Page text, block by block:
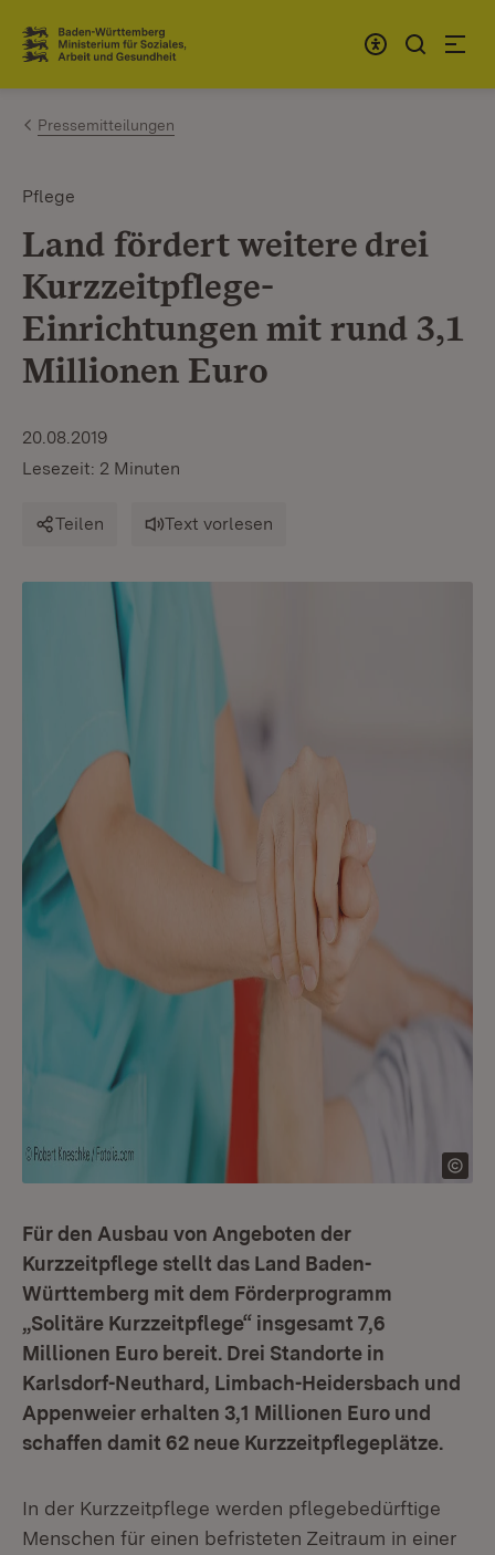
Zum Inhalt springen
Link zur Startseite
Pressemitteilungen
Pflege
Land fördert weitere drei
Kurzzeitpflege-
Einrichtungen mit rund 3,1
Millionen Euro
20.08.2019
Lesezeit: 2 Minuten
Teilen Text vorlesen
Für den Ausbau von Angeboten der
Kurzzeitpflege stellt das Land Baden-
Württemberg mit dem Förderprogramm
„Solitäre Kurzzeitpflege“ insgesamt 7,6
Millionen Euro bereit. Drei Standorte in
Karlsdorf-Neuthard, Limbach-Heidersbach und
Appenweier erhalten 3,1 Millionen Euro und
schaffen damit 62 neue Kurzzeitpflegeplätze.
In der Kurzzeitpflege werden pflegebedürftige
Menschen für einen befristeten Zeitraum in einer